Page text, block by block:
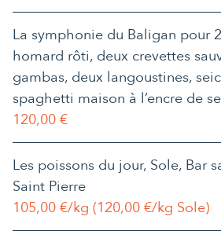
La symphonie du Baligan pour
homard rôti, deux crevettes
gambas, deux langoustines,
spaghetti maison à l’encre de
120,00 €
Les poissons du jour, Sole, Bar
Saint Pierre
105,00 €/kg (120,00 €/kg Sole)